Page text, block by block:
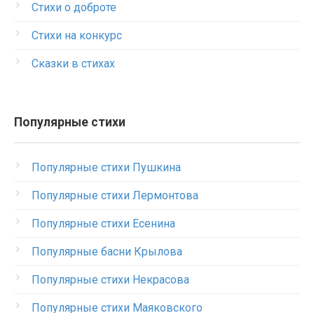
Стихи о доброте
Стихи на конкурс
Сказки в стихах
Популярные стихи
Популярные стихи Пушкина
Популярные стихи Лермонтова
Популярные стихи Есенина
Популярные басни Крылова
Популярные стихи Некрасова
Популярные стихи Маяковского